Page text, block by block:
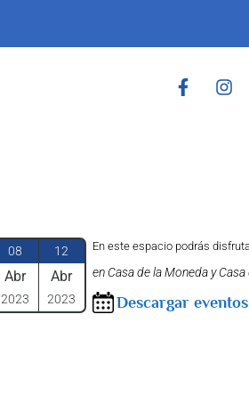
08
Abr
2023
12
Abr
2023
En este espacio podrás
en Casa de la Moneda y
Descargar